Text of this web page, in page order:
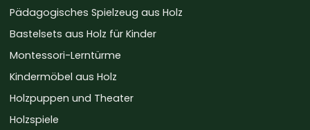
Pädagogisches Spielzeug aus Holz
Bastelsets aus Holz für Kinder
Montessori-Lerntürme
Kindermöbel aus Holz
Holzpuppen und Theater
Holzspiele